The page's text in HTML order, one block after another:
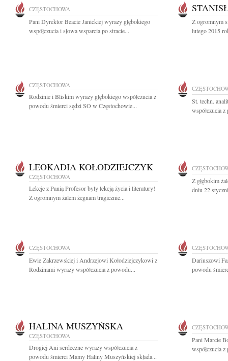
CZĘSTOCHOWA
Pani Dyrektor Beacie Janickiej wyrazy głębokiego
współczucia i słowa wsparcia po stracie...
Z ogromnym
lutego 2015
CZĘSTOCHOWA
Rodzinie i Bliskim wyrazy głębokiego współczucia z
powodu śmierci sędzi SO w Częstochowie...
St. techn.
współczucia
LEOKADIA KOŁODZIEJCZYK
CZĘSTOCHOWA
Lekcje z Panią Profesor były lekcją życia i literatury!
Z ogromnym żalem żegnam tragicznie...
Z głębokim
dniu 22
CZĘSTOCHOWA
Ewie Zakrzewskiej i Andrzejowi Kołodziejczykowi z
Rodzinami wyrazy współczucia z powodu...
Dariuszowi
powodu
HALINA MUSZYŃSKA
CZĘSTOCHOWA
Drogiej Ani serdeczne wyrazy współczucia z
powodu śmierci Mamy Haliny Muszyńskiej składa...
Pani Marcie
współczucia